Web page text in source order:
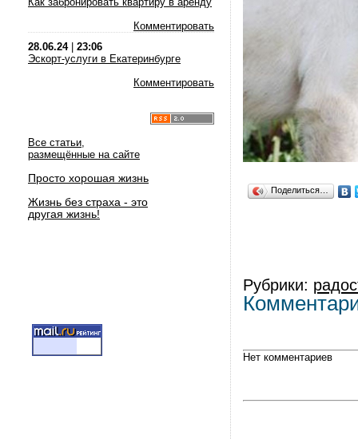
Комментировать
28.06.24| 23:06
Эскорт-услуги в Екатеринбурге
Комментировать
Все статьи,
размещённые на сайте
Просто хорошая жизнь
Жизнь без страха - это
другая жизнь!
Поделиться…
Рубрики:
Нет комментариев